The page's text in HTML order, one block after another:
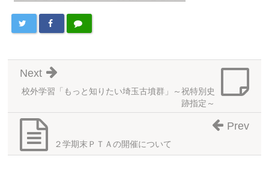
校外学習「もっと知りたい埼玉古墳群」～祝特別史
跡指定～
Next
２学期末ＰＴＡの開催について
Prev